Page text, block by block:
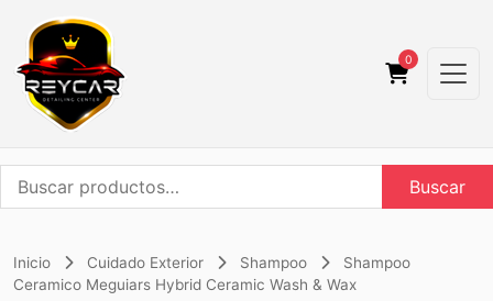
0
Buscar
por:
Buscar
Inicio Cuidado Exterior Shampoo
Shampoo
Ceramico Meguiars Hybrid Ceramic Wash & Wax